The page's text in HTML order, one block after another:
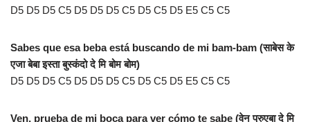
D5 D5 D5 C5 D5 D5 D5 C5 D5 C5 D5 E5 C5 C5
Sabes que esa beba está buscando de mi bam-bam (साबेस के
एजा बेबा इस्ता बुस्कंदो दे मि बोम बोम)
D5 D5 D5 C5 D5 D5 D5 C5 D5 C5 D5 E5 C5 C5
Ven, prueba de mi boca para ver cómo te sabe (वेन प्रुएबा दे मि